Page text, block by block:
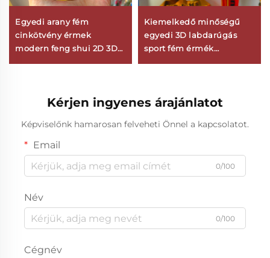
Egyedi arany fém
cinkötvény érmek
modern feng shui 2D 3D
Kiemelkedő minőségű
egyedi 3D labdarúgás
sport fém érmék
Kérjen ingyenes árajánlatot
Képviselőnk hamarosan felveheti Önnel a kapcsolatot.
Email
0/100
Név
0/100
Cégnév